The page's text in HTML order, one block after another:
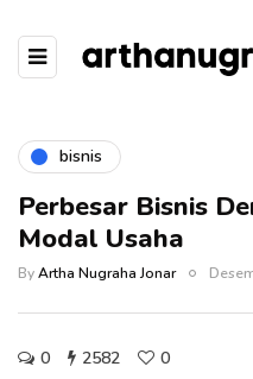
bisnis
Perbesar Bisnis
Modal Usaha
ByArtha Nugraha Jonar
0 2582 0